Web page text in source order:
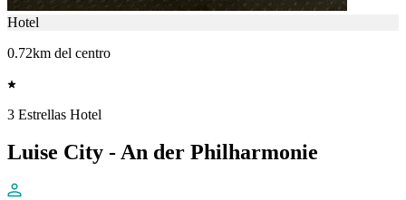
Hotel
0.72km del centro
3 Estrellas Hotel
Luise City - An der Philharmonie